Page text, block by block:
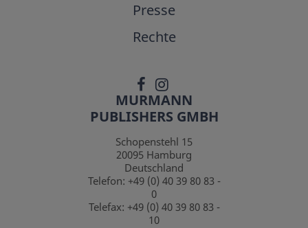
Presse
Rechte
MURMANN
PUBLISHERS GMBH
Schopenstehl 15
20095 Hamburg
Deutschland
Telefon: +49 (0) 40 39 80 83 -
0
Telefax: +49 (0) 40 39 80 83 -
10